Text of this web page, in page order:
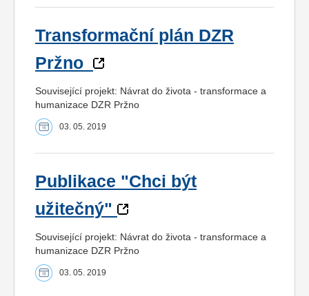
Transformační plán DZR
Pržno
Související projekt: Návrat do života - transformace a
humanizace DZR Pržno
03. 05. 2019
Publikace "Chci být
užitečný"
Související projekt: Návrat do života - transformace a
humanizace DZR Pržno
03. 05. 2019